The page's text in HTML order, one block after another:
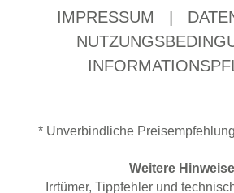
IMPRESSUM
* Unverbindliche
Weitere Hinweise
Irrtümer, Tippfehler und